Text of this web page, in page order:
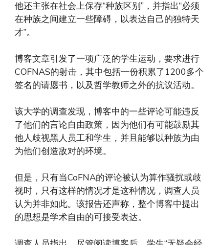
他还主张在社会上保存“种族区别”，并指出“必须
在种族之间建立一些障碍，以表达自己的独特天
才”。
博客文章引发了一项广泛的学生运动，要求进行
COFNAS的射击，其中包括一份积累了1200多个
签名的请愿书，以及哲学教师之外的抗议活动。
该大学的调查发现，博客中的一些评论可能违反
了他们的言论自由政策，因为他们有可能鼓励其
他人歧视黑人员工和学生，并且能够以种族为由
为他们创造敌对的环境。
但是，只有当CoFNA的评论被认为算作骚扰或歧
视时，只有这样的情况才是这种情况，调查人员
认为并非如此。该报告还声称，整个博客中提出
的思想是学术自由的可接受表达。